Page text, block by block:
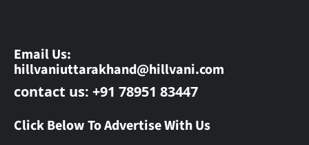
Email Us:
hillvaniuttarakhand@hillvani.com
contact us: +91 78951 83447
Click Below To Advertise With Us